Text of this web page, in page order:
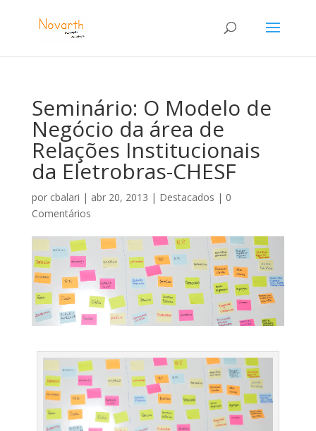
Seminário: O Modelo de
Negócio da área de
Relações Institucionais
da Eletrobras-CHESF
por cbalari | abr 20, 2013 | Destacados | 0
Comentários